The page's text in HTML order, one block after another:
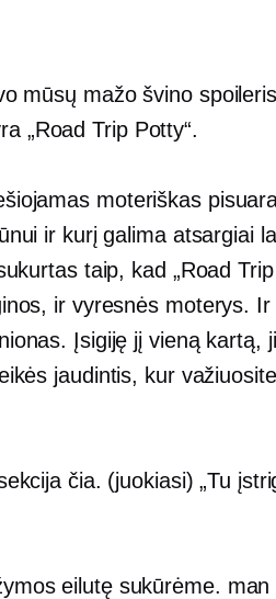
mūsų mažo švino
„Road Trip Potty“.
moteriškas
ir kurį galima atsargiai
taip, kad „Road Trip
ir vyresnės moterys.
Įsigiję jį vieną kartą,
jaudintis, kur
čia. (juokiasi) „Tu
eilutę sukūrėme. man